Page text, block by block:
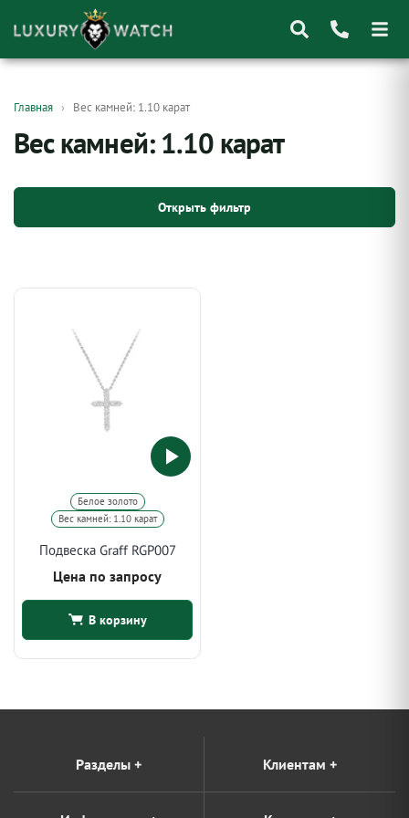
товаров
Главная Вес камней: 1.10 карат
Вес камней: 1.10 карат
Открыть фильтр
Белое золото
Вес камней: 1.10 карат
Подвеска Graff RGP007
Цена по запросу
В корзину
Разделы + Клиентам +